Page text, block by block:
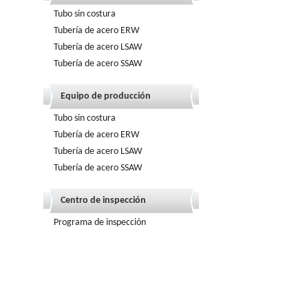
Tubo sin costura
Tubería de acero ERW
Tubería de acero LSAW
Tubería de acero SSAW
Equipo de producción
Tubo sin costura
Tubería de acero ERW
Tubería de acero LSAW
Tubería de acero SSAW
Centro de inspección
Programa de inspección